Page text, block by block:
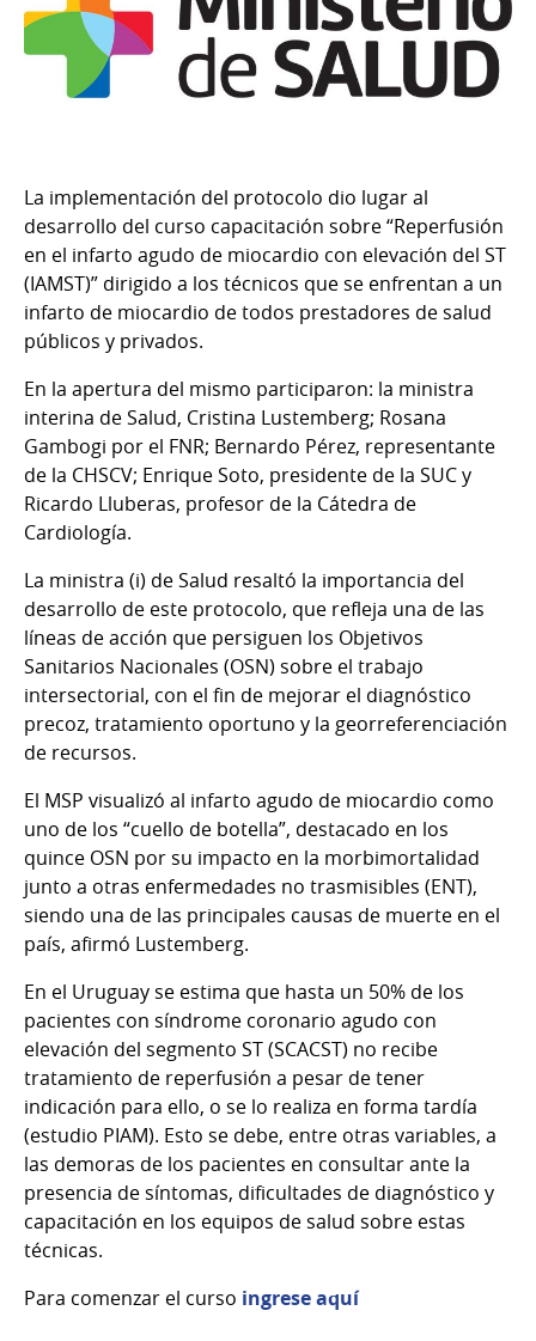
La implementación del protocolo dio lugar al
desarrollo del curso capacitación sobre “Reperfusión
en el infarto agudo de miocardio con elevación del ST
(IAMST)” dirigido a los técnicos que se enfrentan a un
infarto de miocardio de todos prestadores de salud
públicos y privados.
En la apertura del mismo participaron: la ministra
interina de Salud, Cristina Lustemberg; Rosana
Gambogi por el FNR; Bernardo Pérez, representante
de la CHSCV; Enrique Soto, presidente de la SUC y
Ricardo Lluberas, profesor de la Cátedra de
Cardiología.
La ministra (i) de Salud resaltó la importancia del
desarrollo de este protocolo, que refleja una de las
líneas de acción que persiguen los Objetivos
Sanitarios Nacionales (OSN) sobre el trabajo
intersectorial, con el fin de mejorar el diagnóstico
precoz, tratamiento oportuno y la georreferenciación
de recursos.
El MSP visualizó al infarto agudo de miocardio como
uno de los “cuello de botella”, destacado en los
quince OSN por su impacto en la morbimortalidad
junto a otras enfermedades no trasmisibles (ENT),
siendo una de las principales causas de muerte en el
país, afirmó Lustemberg.
En el Uruguay se estima que hasta un 50% de los
pacientes con síndrome coronario agudo con
elevación del segmento ST (SCACST) no recibe
tratamiento de reperfusión a pesar de tener
indicación para ello, o se lo realiza en forma tardía
(estudio PIAM). Esto se debe, entre otras variables, a
las demoras de los pacientes en consultar ante la
presencia de síntomas, dificultades de diagnóstico y
capacitación en los equipos de salud sobre estas
técnicas.
Para comenzar el curso ingrese aquí